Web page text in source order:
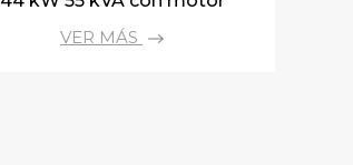
Cummins 4BTA3.9-G2
VER MÁS